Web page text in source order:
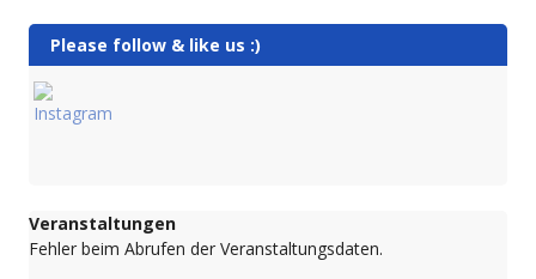
Please follow & like us :)
Veranstaltungen
Fehler beim Abrufen der Veranstaltungsdaten.